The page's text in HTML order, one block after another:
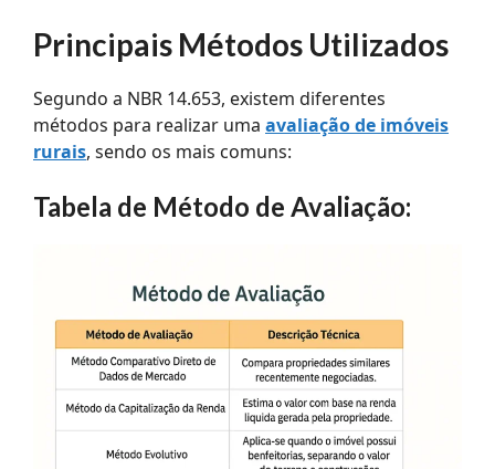
Principais Métodos Utilizados
Segundo a NBR 14.653, existem diferentes
métodos para realizar uma avaliação de imóveis
rurais, sendo os mais comuns:
Tabela de Método de Avaliação: